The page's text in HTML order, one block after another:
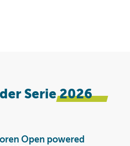
Serie2026
Open powered